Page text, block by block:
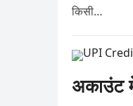
किसी…
अकाउंट